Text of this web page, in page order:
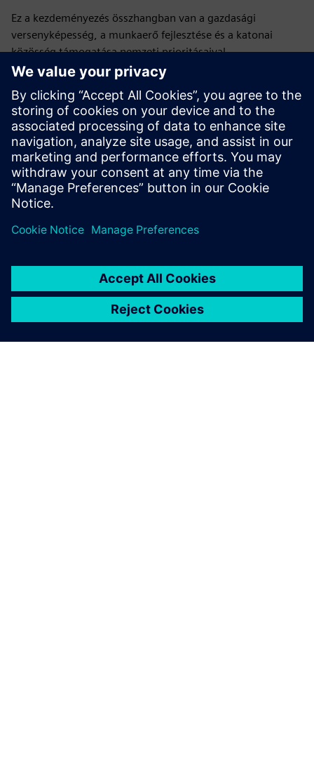
Ez a kezdeményezés összhangban van a gazdasági
versenyképesség, a munkaerő fejlesztése és a katonai
közösség támogatása nemzeti prioritásaival.
Szolgálata felkészítette Önt a vezetésre. Hadd készítjük fel
Önt a következő küldetésre.
Tudjon meg többet az Expedite for Vets mikrohitelesítési
programról, és iratkozzon be még ma →
Megjelenés dátuma: 2026. június 2